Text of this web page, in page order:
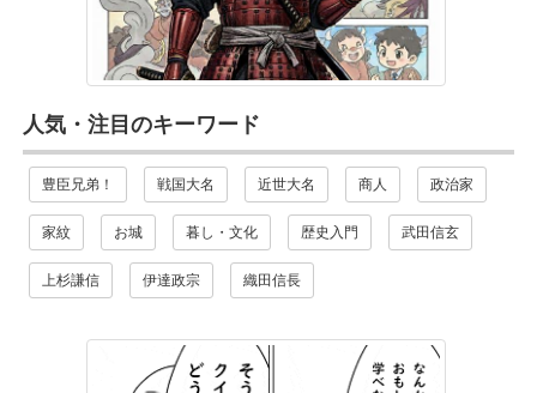
人気・注目のキーワード
豊臣兄弟！ 戦国大名 近世大名 商人 政治家
家紋 お城 暮し・文化 歴史入門 武田信玄
上杉謙信 伊達政宗 織田信長